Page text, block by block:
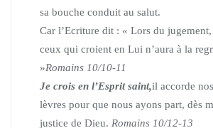
sa bouche conduit au salut.
Car l’Ecriture dit : « Lors du
ceux qui croient en Lui n’aura à la
»Romains 10/10-11
Je crois en l’Esprit saint,il accorde
lèvres pour que nous ayons part, dès
justice de Dieu. Romains 10/12-13